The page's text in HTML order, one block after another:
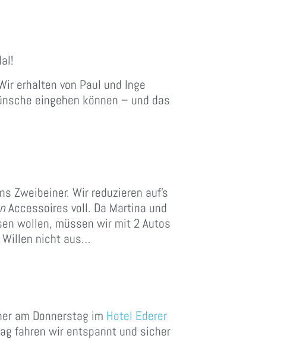
erhalten von Paul und Inge
eingehen können – und das
Zweibeiner. Wir reduzieren auf’s
Accessoires voll. Da Martina und
wollen, müssen wir mit 2 Autos
Willen nicht aus…
am Donnerstag im Hotel Ederer
fahren wir entspannt und sicher